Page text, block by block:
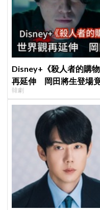
Disney+《殺人者的購
再延伸 岡田將生登場竟
韓劇